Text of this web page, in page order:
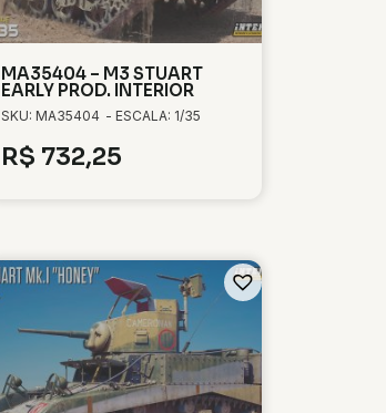
MA35404 – M3 STUART
EARLY PROD. INTERIOR
SKU: MA35404 - ESCALA: 1/35
R$ 732,25